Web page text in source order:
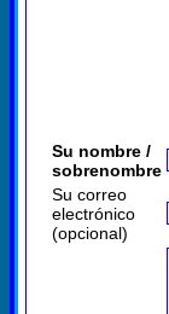
Su nombre /
sobrenombre
Su correo
electrónico
(opcional)